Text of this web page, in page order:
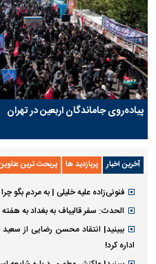
پیاده‌روی جاماندگان اربعین در تهران
آخرین اخبار پربازدید ها پربحث ترین
فنونی‌زاده علیه خلیلی | به مردم بگو
الحدث: سفر قالیباف به بغداد به
ببینید| انتقاد محسن رضایی از
اداره کرد!